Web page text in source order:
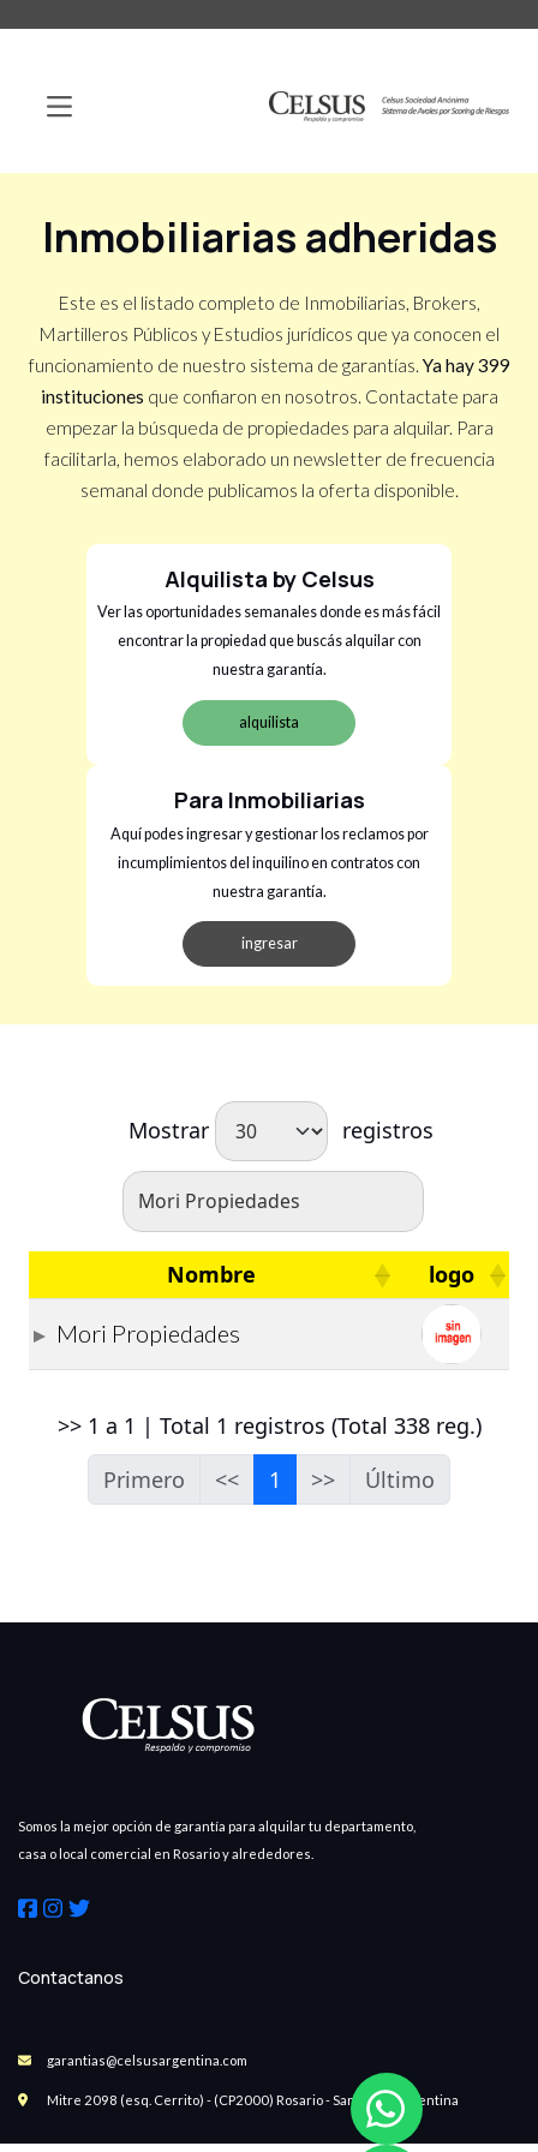
Inmobiliarias adheridas
Este es el listado completo de Inmobiliarias, Brokers,
Martilleros Públicos y Estudios jurídicos que ya conocen el
funcionamiento de nuestro sistema de garantías. Ya hay 399
instituciones que confiaron en nosotros. Contactate para
empezar la búsqueda de propiedades para alquilar. Para
facilitarla, hemos elaborado un newsletter de frecuencia
semanal donde publicamos la oferta disponible.
Alquilista by Celsus
Ver las oportunidades semanales donde es más fácil
encontrar la propiedad que buscás alquilar con
nuestra garantía.
alquilista
Para Inmobiliarias
Aquí podes ingresar y gestionar los reclamos por
incumplimientos del inquilino en contratos con
nuestra garantía.
ingresar
Mostrar registros
Nombre logo
Mori Propiedades
>> 1 a 1 | Total 1 registros (Total 338 reg.)
Primero
<< 1 >> Último
Somos la mejor opción de garantía para alquilar tu departamento,
casa o local comercial en Rosario y alrededores.
Contactanos
garantias@celsusargentina.com
Mitre 2098 (esq. Cerrito) - (CP2000) Rosario - Santa Fe - Argentina